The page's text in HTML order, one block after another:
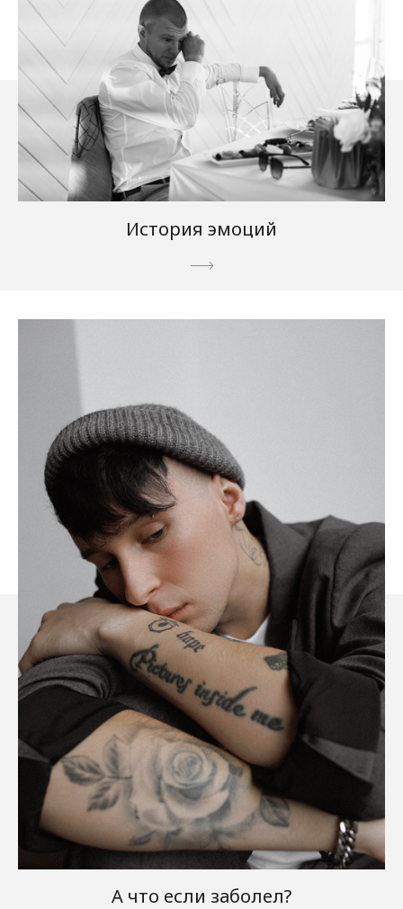
История эмоций
А что если заболел?